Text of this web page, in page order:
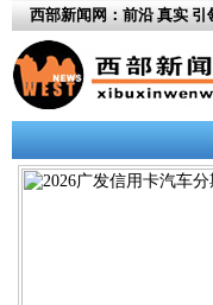
西部新闻网：前沿 真实 引